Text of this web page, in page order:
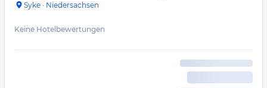
Syke · Niedersachsen
Keine Hotelbewertungen